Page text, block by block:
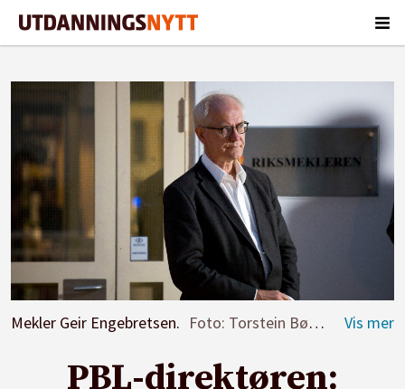
Mekler Geir Engebretsen. Foto: Torstein Bøe/NTB
PBL-direktøren: